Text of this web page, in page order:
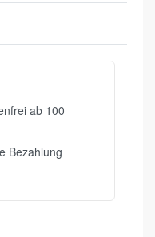
ab 100
Bezahlung